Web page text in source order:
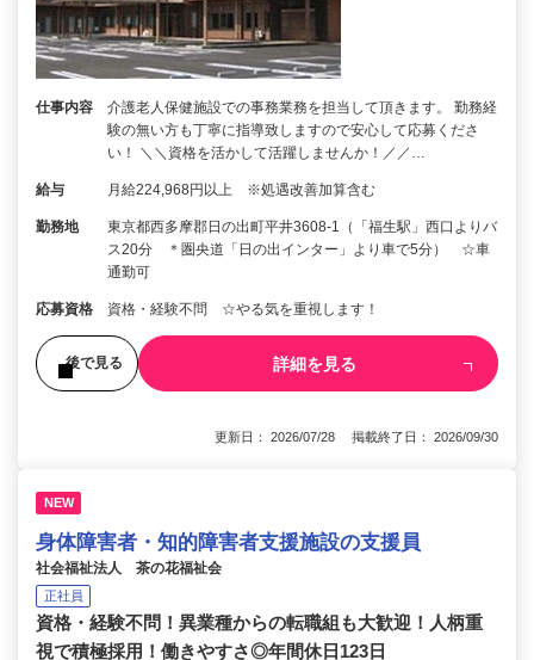
仕事内容
介護老人保健施設での事務業務を担当して頂きます。 勤務経
験の無い方も丁寧に指導致しますので安心して応募くださ
い！ ＼＼資格を活かして活躍しませんか！／／…
給与 月給224,968円以上 ※処遇改善加算含む
勤務地
東京都西多摩郡日の出町平井3608-1（「福生駅」西口よりバ
ス20分 ＊圏央道「日の出インター」より車で5分） ☆車
通勤可
応募資格 資格・経験不問 ☆やる気を重視します！
後で見る 詳細を見る
更新日： 2026/07/28 掲載終了日： 2026/09/30
NEW
身体障害者・知的障害者支援施設の支援員
社会福祉法人 茶の花福祉会
正社員
資格・経験不問！異業種からの転職組も大歓迎！人柄重
視で積極採用！働きやすさ◎年間休日123日